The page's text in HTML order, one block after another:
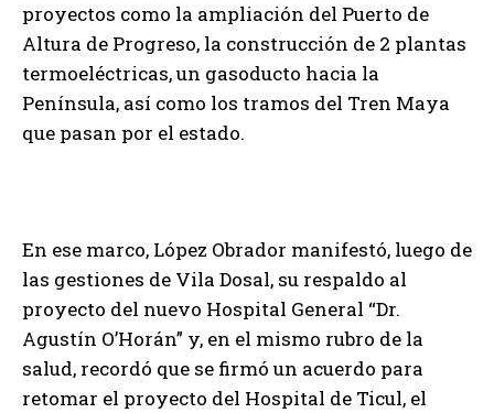
proyectos como la ampliación del Puerto de
Altura de Progreso, la construcción de 2 plantas
termoeléctricas, un gasoducto hacia la
Península, así como los tramos del Tren Maya
que pasan por el estado.
En ese marco, López Obrador manifestó, luego de
las gestiones de Vila Dosal, su respaldo al
proyecto del nuevo Hospital General “Dr.
Agustín O’Horán” y, en el mismo rubro de la
salud, recordó que se firmó un acuerdo para
retomar el proyecto del Hospital de Ticul, el